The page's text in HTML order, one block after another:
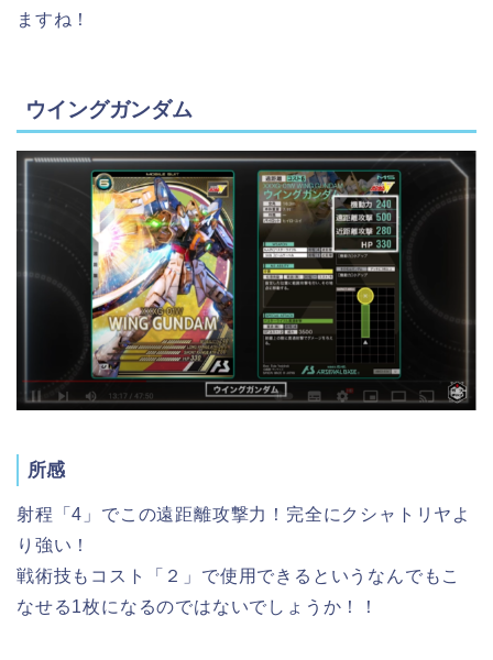
ますね！
ウイングガンダム
所感
射程「4」でこの遠距離攻撃力！完全にクシャトリヤよ
り強い！
戦術技もコスト「２」で使用できるというなんでもこ
なせる1枚になるのではないでしょうか！！